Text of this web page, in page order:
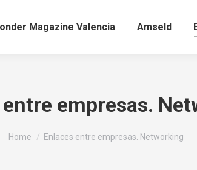
Magazine Valencia Amseld
entre empresas.
You are here:
Home Enlaces entre empresas. Networking